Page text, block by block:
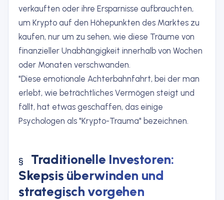
verkauften oder ihre Ersparnisse aufbrauchten,
um Krypto auf den Höhepunkten des Marktes zu
kaufen, nur um zu sehen, wie diese Träume von
finanzieller Unabhängigkeit innerhalb von Wochen
oder Monaten verschwanden.
"Diese emotionale Achterbahnfahrt, bei der man
erlebt, wie beträchtliches Vermögen steigt und
fällt, hat etwas geschaffen, das einige
Psychologen als "Krypto-Trauma" bezeichnen.
Traditionelle Investoren:
Skepsis überwinden und
strategisch vorgehen